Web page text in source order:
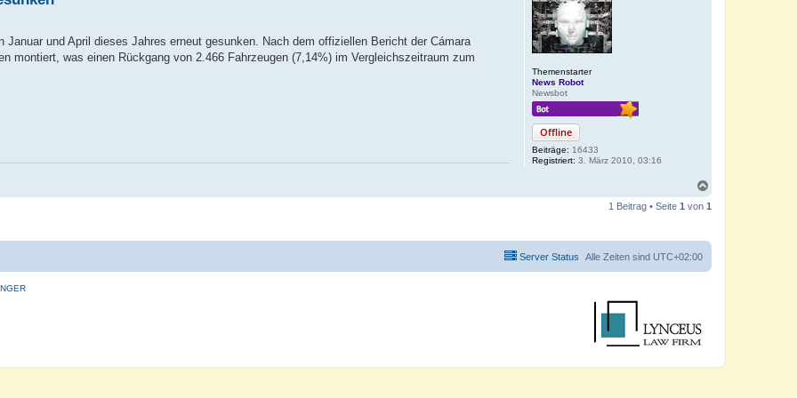
Themenstarter
News Robot
Newsbot
Offline
Beiträge: 16433
Registriert: 3. März 2010, 03:16
und April dieses Jahres erneut gesunken. Nach dem offiziellen Bericht der Cámara
montiert, was einen Rückgang von 2.466 Fahrzeugen (7,14%) im Vergleichszeitraum zum
c
b
n
1 Beitrag • Seite 1 von 1
Alle Zeiten sind UTC+02:00
Server Status